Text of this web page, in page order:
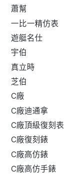
蕭幫
一比一精仿表
遊艇名仕
宇伯
真立時
芝伯
C廠
C廠迪通拿
C廠頂級復刻表
C廠復刻錶
C廠高仿錶
C廠高仿手錶